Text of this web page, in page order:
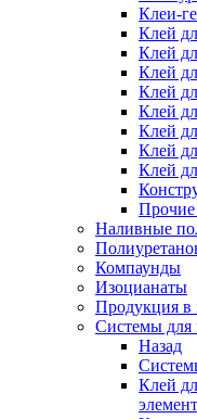
Клеи-
Клей
Клей
Клей
Клей
Клей
Клей
Клей
Клей
Прочие
Наливные
Компаунды
Изоцианаты
Продукция в
Системы для
Назад
Клей